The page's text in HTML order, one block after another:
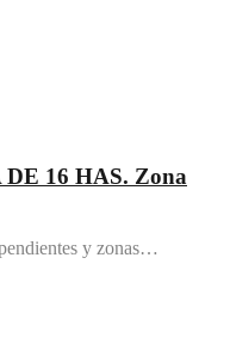
16 HAS. Zona
y zonas…